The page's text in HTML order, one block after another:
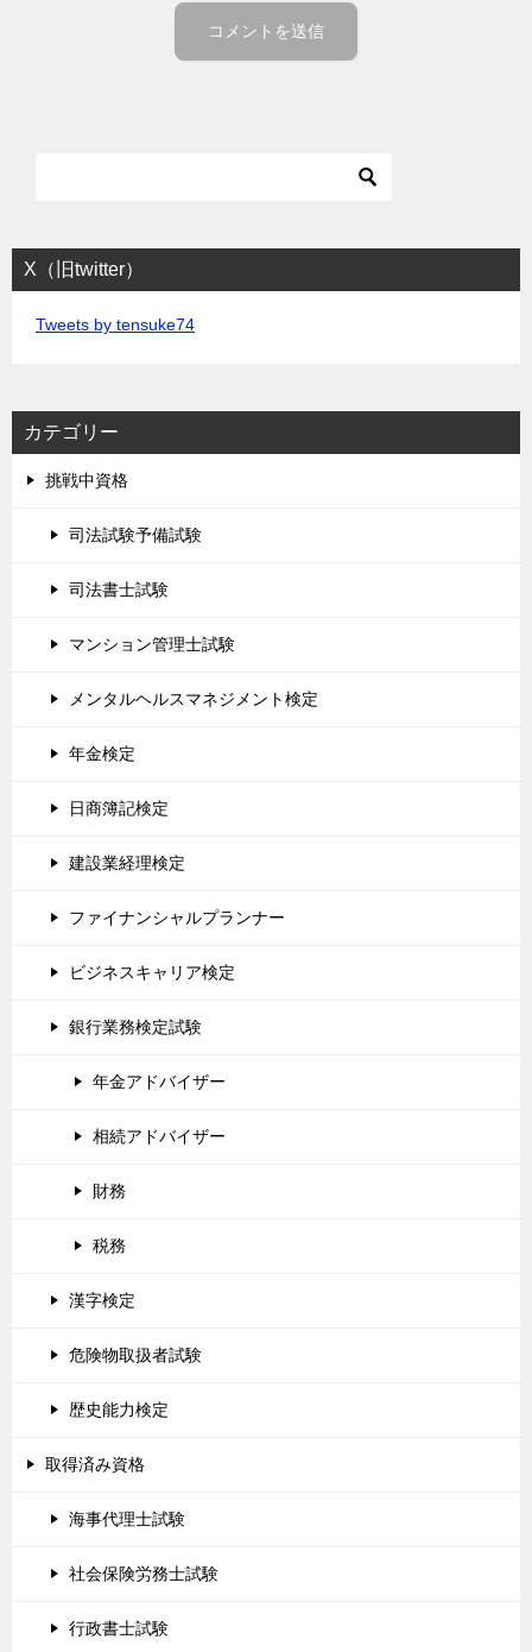
X（旧twitter）
Tweets by tensuke74
カテゴリー
挑戦中資格
司法試験予備試験
司法書士試験
マンション管理士試験
メンタルヘルスマネジメント検定
年金検定
日商簿記検定
建設業経理検定
ファイナンシャルプランナー
ビジネスキャリア検定
銀行業務検定試験
年金アドバイザー
相続アドバイザー
財務
税務
漢字検定
危険物取扱者試験
歴史能力検定
取得済み資格
海事代理士試験
社会保険労務士試験
行政書士試験